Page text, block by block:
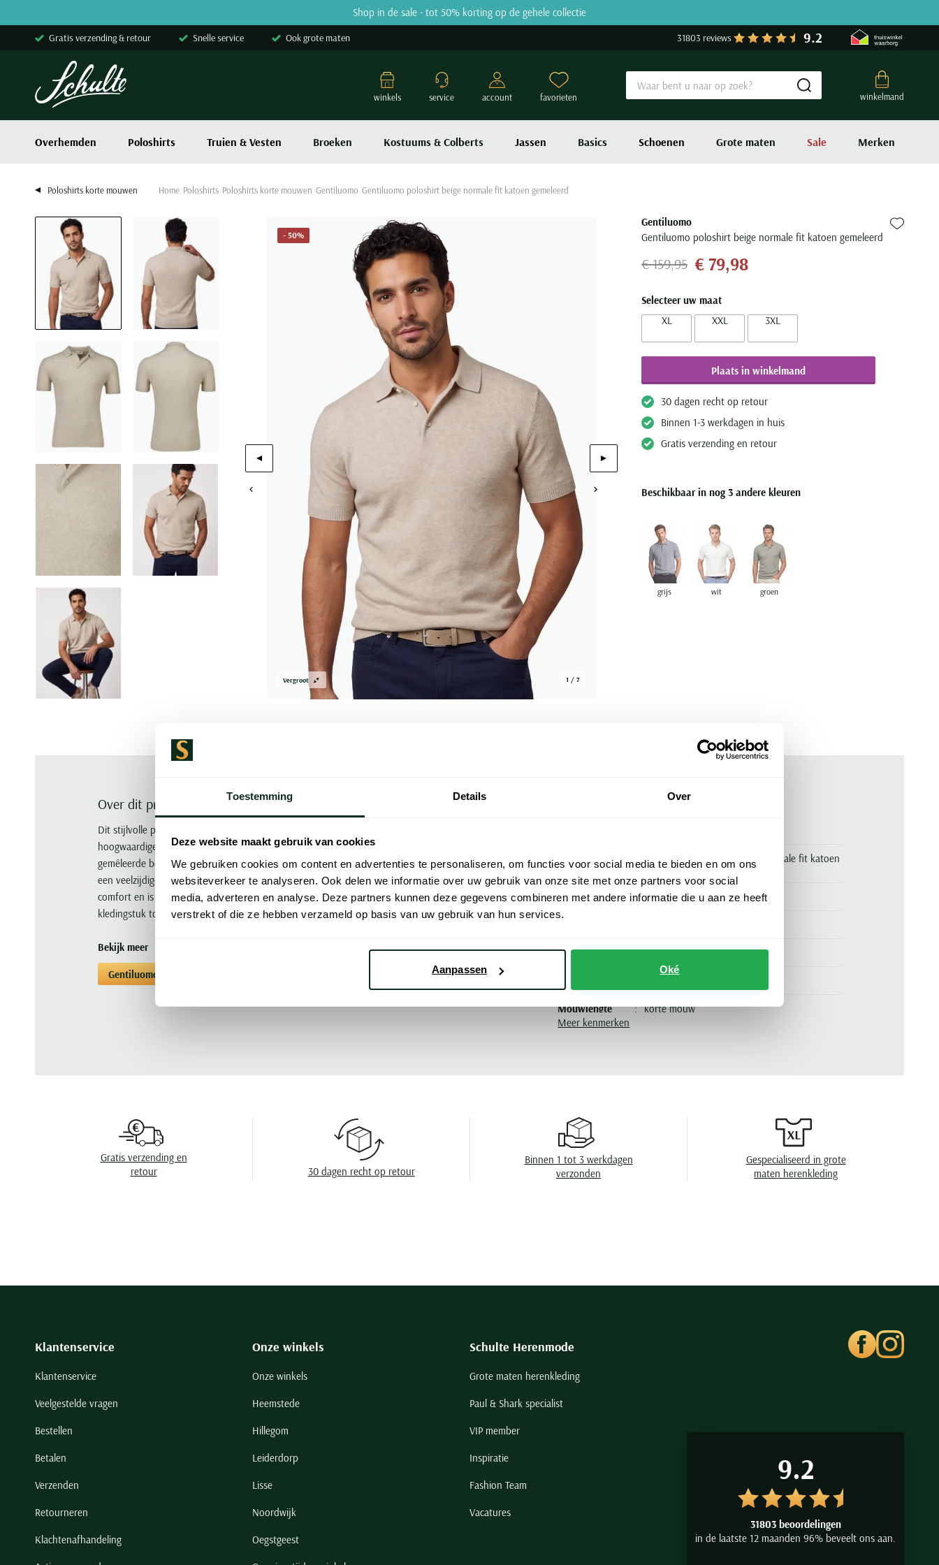
Toestemming Details Over
Deze website maakt gebruik van cookies
We gebruiken cookies om content en advertenties te personaliseren, om functies voor social media te bieden en om ons
websiteverkeer te analyseren. Ook delen we informatie over uw gebruik van onze site met onze partners voor social
media, adverteren en analyse. Deze partners kunnen deze gegevens combineren met andere informatie die u aan ze heeft
verstrekt of die ze hebben verzameld op basis van uw gebruik van hun services.
Aanpassen Oké
Shop in de sale - tot 50% korting op de gehele collectie
Gratis verzending & retour Snelle service Ook grote maten 31803 reviews 9.2
winkelmand
Submit search
Overhemden Poloshirts Truien & Vesten Broeken Kostuums & Colberts Jassen Basics Schoenen Grote maten Sale Merken
winkels service account favorieten
Poloshirts korte mouwen Home Poloshirts Poloshirts korte mouwen Gentiluomo Gentiluomo poloshirt beige normale fit katoen gemeleerd
Vergroot 1 / 7
- 50%
Gentiluomo
Gentiluomo poloshirt beige normale fit katoen gemeleerd
Zet bij
€ 159,95 € 79,98
Selecteer uw maat
XL
XXL 3XL
Plaats in winkelmand
30 dagen recht op retour
Binnen 1-3 werkdagen in huis
Gratis verzending en retour
Beschikbaar in nog 3 andere kleuren
grijs wit groen
Over dit product
Dit stijlvolle poloshirt van Gentiluomo is perfect voor de zomer. Gemaakt van een
hoogwaardige mix van 58% nylon en 42% katoen biedt het een comfortabele normale fit. Het
gemêleerde beige ontwerp met korte mouwen en een klassieke 3-knoopssluiting maakt het
een veelzijdige keuze voor elke gelegenheid. Dit leuke poloshirt combineert moeiteloos stijl en
comfort en is ideaal voor zowel casual als semi-formele settings. Voeg dit veelzijdige
kledingstuk toe aan je garderobe en ervaar de kwaliteit van Gentiluomo.
Bekijk meer
Gentiluomo Poloshirts korte mouwen Gentiluomo
Gentiluomo poloshirt beige normale fit katoen
gemeleerd
Merk Gentiluomo
Pasvorm normale fit
Mouwlengte korte mouw
Wasvoorschriften handwas, niet in de droger, strijken op lage
Meer kenmerken
Gratis verzending en
retour
30 dagen recht op retour
Binnen 1 tot 3 werkdagen
verzonden
Gespecialiseerd in grote
maten herenkleding
Klantenservice
Klantenservice
Veelgestelde vragen
Bestellen
Betalen
Verzenden
Retourneren
Klachtenafhandeling
Onze winkels
Onze winkels
Heemstede
Hillegom
Leiderdorp
Lisse
Noordwijk
Oegstgeest
Schulte Herenmode
Grote maten herenkleding
Paul & Shark specialist
VIP member
Inspiratie
Fashion Team
Vacatures
9.2
31803 beoordelingen
in de laatste 12 maanden 96% beveelt ons aan.